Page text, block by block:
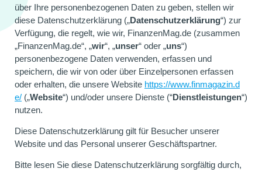
über Ihre personenbezogenen Daten zu geben, stellen wir
diese Datenschutzerklärung („Datenschutzerklärung“) zur
Verfügung, die regelt, wie wir, FinanzenMag.de (zusammen
„FinanzenMag.de“, „wir“, „unser“ oder „uns“)
personenbezogene Daten verwenden, erfassen und
speichern, die wir von oder über Einzelpersonen erfassen
oder erhalten, die unsere Website https://www.finmagazin.d
e/ („Website“) und/oder unsere Dienste (“Dienstleistungen“)
nutzen.
Diese Datenschutzerklärung gilt für Besucher unserer
Website und das Personal unserer Geschäftspartner.
Bitte lesen Sie diese Datenschutzerklärung sorgfältig durch,